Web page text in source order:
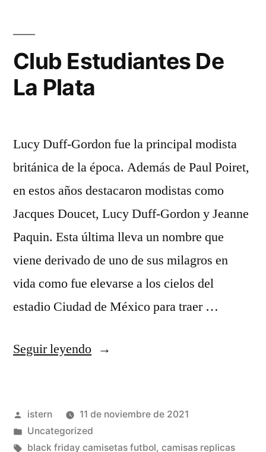
Club Estudiantes De
La Plata
Lucy Duff-Gordon fue la principal modista
británica de la época. Además de Paul Poiret,
en estos años destacaron modistas como
Jacques Doucet, Lucy Duff-Gordon y Jeanne
Paquin. Esta última lleva un nombre que
viene derivado de uno de sus milagros en
vida como fue elevarse a los cielos del
estadio Ciudad de México para traer …
Seguir leyendo«Club
La
Plata»
Publicado
por
istern
11 de noviembre de 2021
Publicado
en
Uncategorized
Etiquetas:
black friday camisetas futbol, camisas replicas